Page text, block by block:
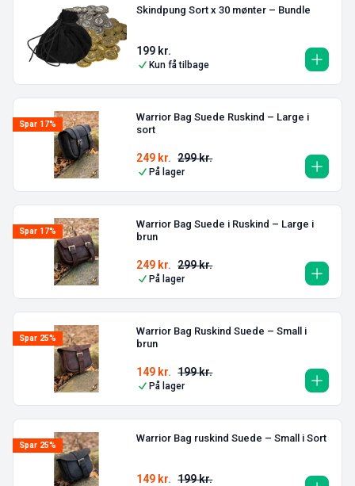
Skindpung Sort x 30 mønter – Bundle
199 kr.
Kun få tilbage
Spar 17%
Warrior Bag Suede Ruskind – Large i
sort
299kr.
249 kr.
På lager
Spar 17%
Warrior Bag Suede i Ruskind – Large i
brun
299kr.
249 kr.
På lager
Spar 25%
Warrior Bag Ruskind Suede – Small i
brun
199kr.
149 kr.
På lager
Spar 25%
Warrior Bag ruskind Suede – Small i Sort
199kr.
149 kr.